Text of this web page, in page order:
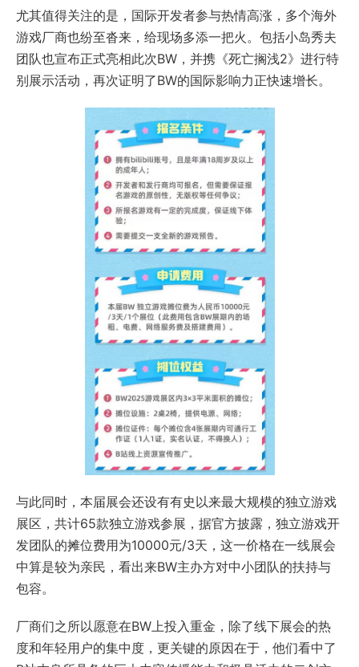
尤其值得关注的是，国际开发者参与热情高涨，多个海外
游戏厂商也纷至沓来，给现场多添一把火。包括小岛秀夫
团队也宣布正式亮相此次BW，并携《死亡搁浅2》进行特
别展示活动，再次证明了BW的国际影响力正快速增长。
与此同时，本届展会还设有有史以来最大规模的独立游戏
展区，共计65款独立游戏参展，据官方披露，独立游戏开
发团队的摊位费用为10000元/3天，这一价格在一线展会
中算是较为亲民，看出来BW主办方对中小团队的扶持与
包容。
厂商们之所以愿意在BW上投入重金，除了线下展会的热
度和年轻用户的集中度，更关键的原因在于，他们看中了